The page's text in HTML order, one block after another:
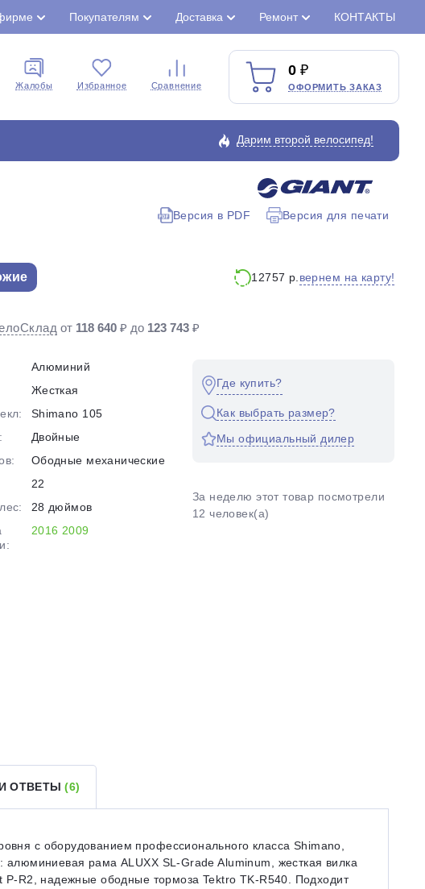
Покупателям Доставка Ремонт КОНТАКТЫ
Жалобы Избранное Сравнение
0
ОФОРМИТЬ ЗАКАЗ
Дарим второй велосипед!
Версия в PDF Версия для печати
12757 р. вернем на карту!
от 118 640 ₽ до 123 743 ₽
Алюминий
Жесткая
Shimano 105
Двойные
Ободные механические
22
28 дюймов
2016 2009
Где купить?
Как выбрать размер?
Мы официальный дилер
За неделю этот товар посмотрели
12 человек(а)
ОТВЕТЫ(6)
с оборудованием профессионального класса Shimano,
алюминиевая рама ALUXX SL-Grade Aluminum, жесткая вилка
R2, надежные ободные тормоза Tektro TK-R540. Подходит